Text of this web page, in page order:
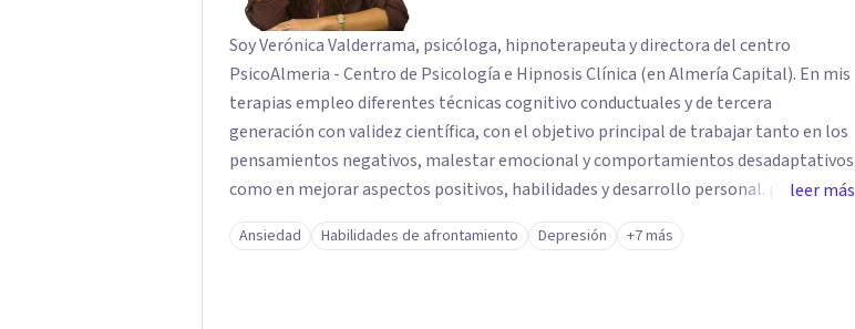
Soy Verónica Valderrama, psicóloga, hipnoterapeuta y directora del centro
PsicoAlmeria - Centro de Psicología e Hipnosis Clínica (en Almería Capital). En mis
terapias empleo diferentes técnicas cognitivo conductuales y de tercera
generación con validez científica, con el objetivo principal de trabajar tanto en los
pensamientos negativos, malestar emocional y comportamientos desadaptativos
como en mejorar aspectos positivos, habilidades y desarrollo personal. ¡Tus
objetivos son los míos y juntos los alcanzaremos!. Mi objetivo principal es que
consigas el bienestar y equilibrio que buscas, siendo consciente de que cada
leer más
Ansiedad Habilidades de afrontamiento Depresión +7 más